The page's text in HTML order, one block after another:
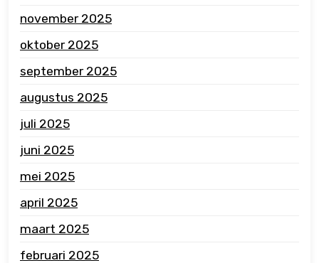
november 2025
oktober 2025
september 2025
augustus 2025
juli 2025
juni 2025
mei 2025
april 2025
maart 2025
februari 2025